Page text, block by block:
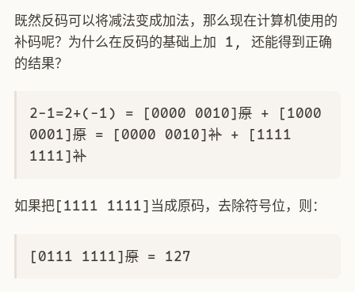
既然反码可以将减法变成加法，那么现在计算机使用的
补码呢？为什么在反码的基础上加 1, 还能得到正确
的结果？
2-1=2+(-1) = [0000 0010]原 + [1000
0001]原 = [0000 0010]补 + [1111
1111]补
如果把[1111 1111]当成原码，去除符号位，则：
[0111 1111]原 = 127